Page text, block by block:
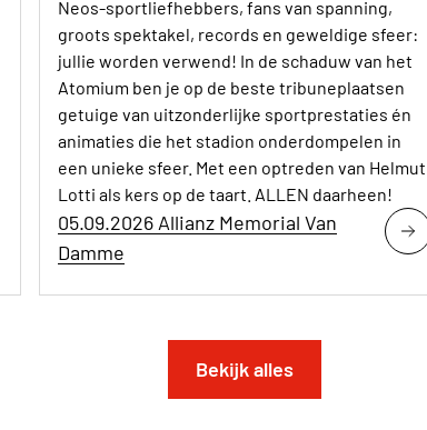
Neos-sportliefhebbers, fans van spanning,
groots spektakel, records en geweldige sfeer:
jullie worden verwend! In de schaduw van het
Atomium ben je op de beste tribuneplaatsen
getuige van uitzonderlijke sportprestaties én
animaties die het stadion onderdompelen in
een unieke sfeer. Met een optreden van Helmut
Lotti als kers op de taart. ALLEN daarheen!
05.09.2026 Allianz Memorial Van
Damme
Bekijk alles